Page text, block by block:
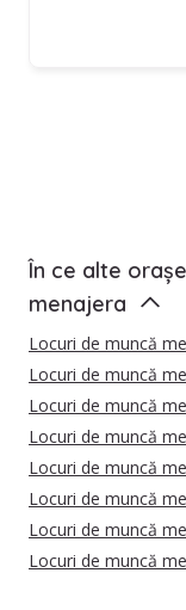
În ce alte
menajera
Locuri de muncă
Locuri de muncă
Locuri de muncă
Locuri de muncă
Locuri de muncă
Locuri de muncă
Locuri de muncă
Locuri de muncă